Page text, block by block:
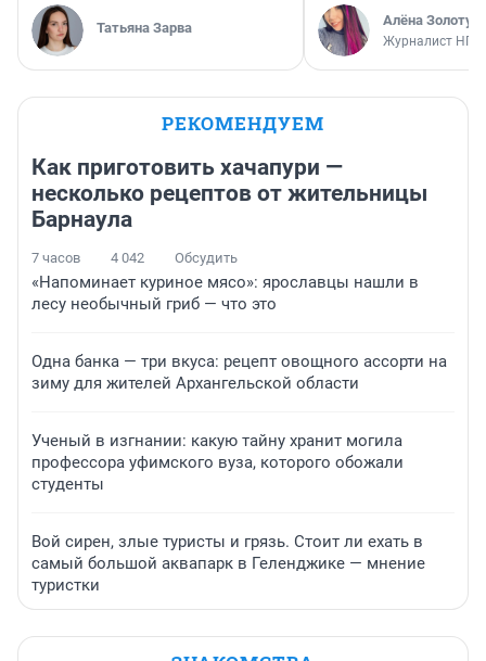
Татьяна Зарва Алёна
Журналист НГС
РЕКОМЕНДУЕМ
Как приготовить хачапури —
несколько рецептов от жительницы
Барнаула
7 часов 4 042 Обсудить
«Напоминает куриное мясо»: ярославцы нашли в
лесу необычный гриб — что это
Одна банка — три вкуса: рецепт овощного ассорти на
зиму для жителей Архангельской области
Ученый в изгнании: какую тайну хранит могила
профессора уфимского вуза, которого обожали
студенты
Вой сирен, злые туристы и грязь. Стоит ли ехать в
самый большой аквапарк в Геленджике — мнение
туристки